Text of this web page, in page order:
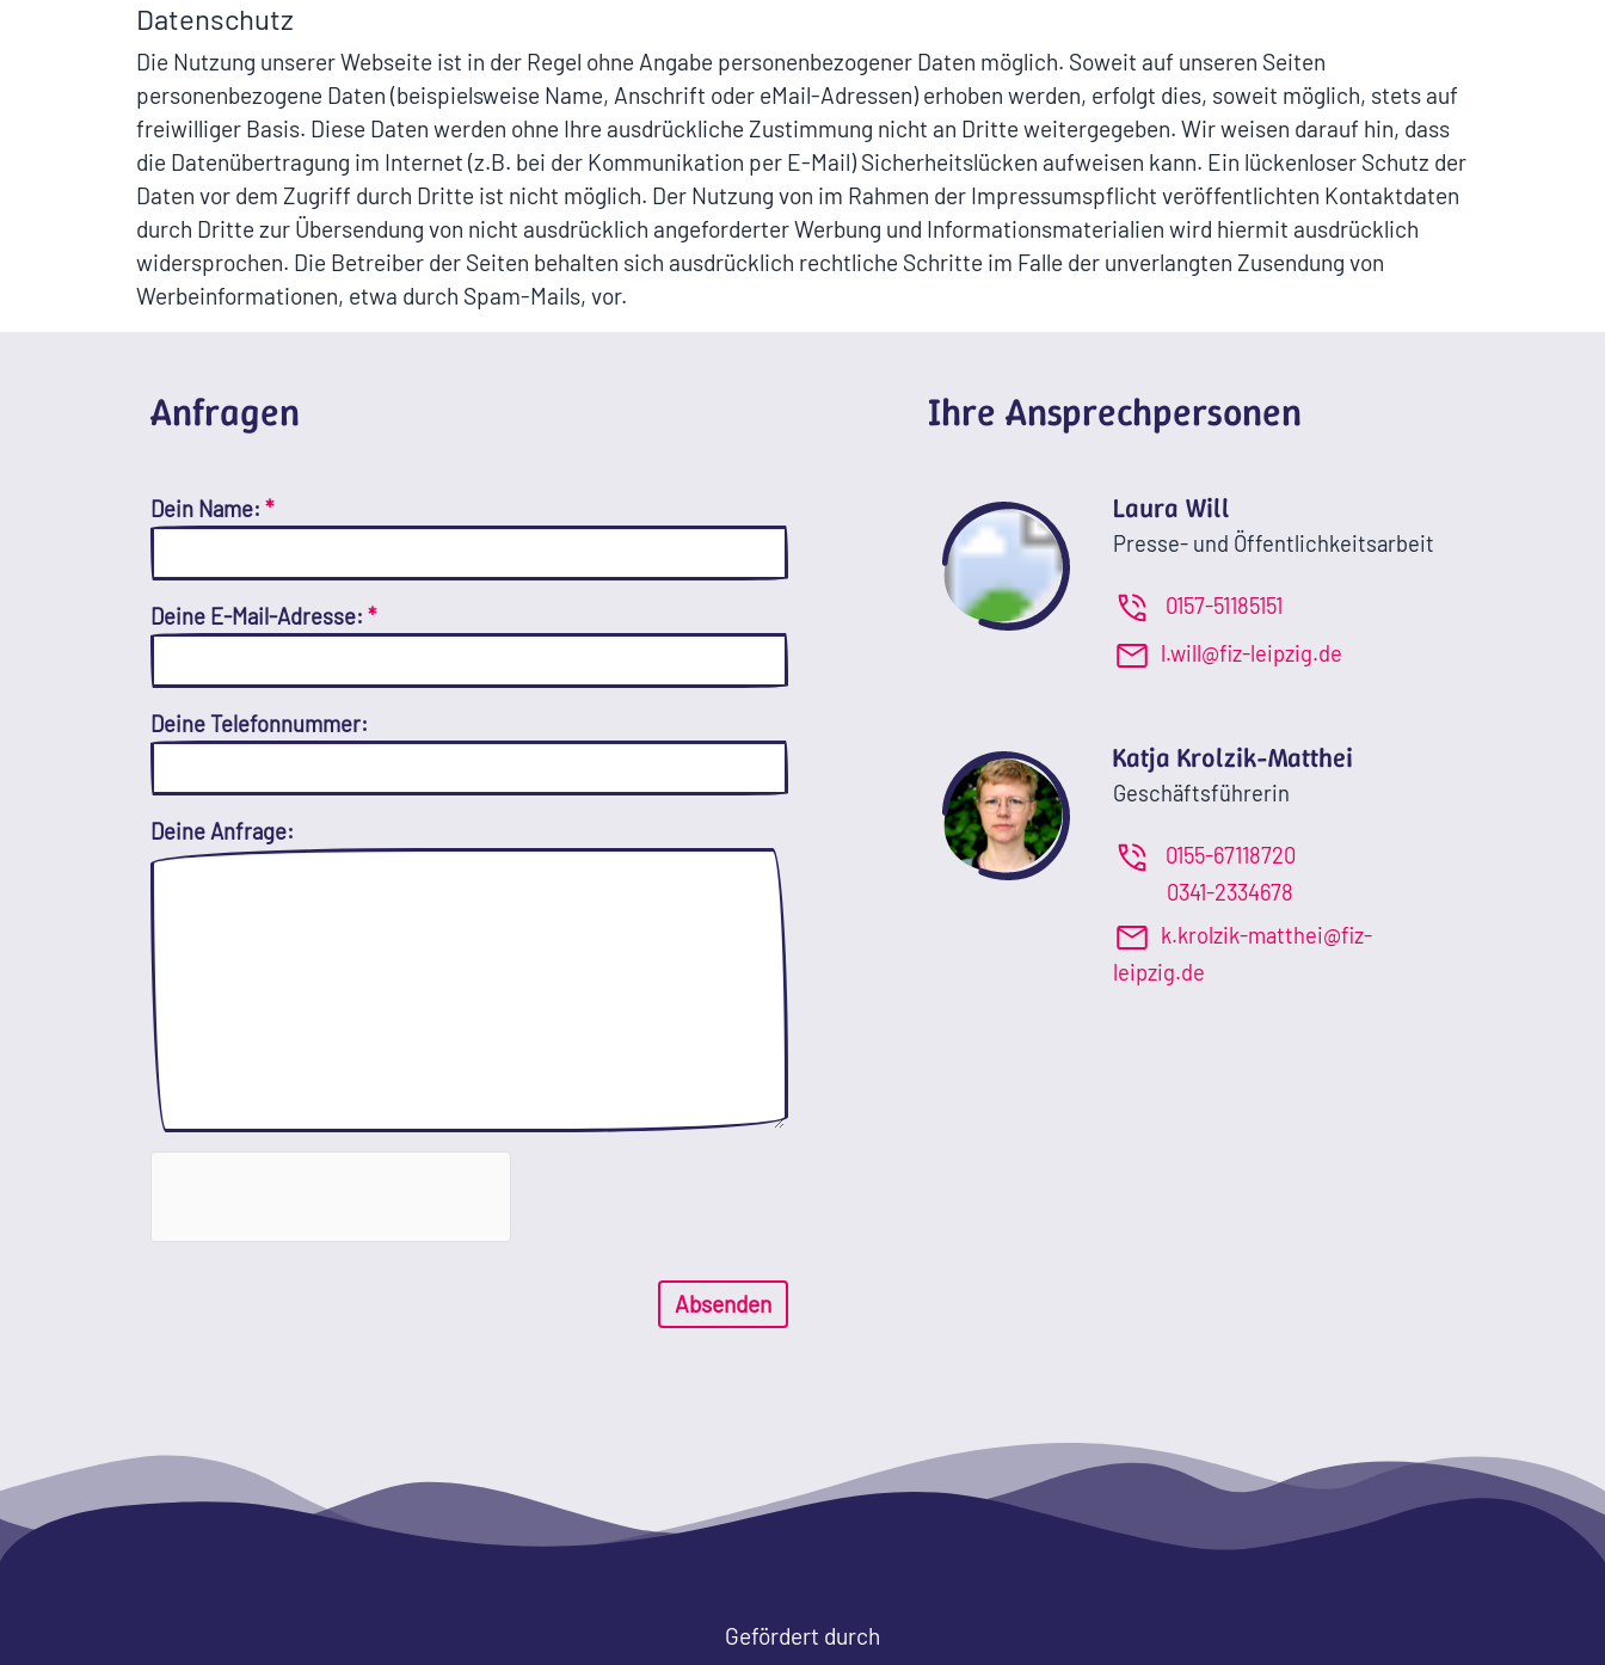
Datenschutz
Die Nutzung unserer Webseite ist in der Regel ohne Angabe personenbezogener Daten möglich. Soweit auf unseren Seiten
personenbezogene Daten (beispielsweise Name, Anschrift oder eMail-Adressen) erhoben werden, erfolgt dies, soweit möglich, stets auf
freiwilliger Basis. Diese Daten werden ohne Ihre ausdrückliche Zustimmung nicht an Dritte weitergegeben. Wir weisen darauf hin, dass
die Datenübertragung im Internet (z.B. bei der Kommunikation per E-Mail) Sicherheitslücken aufweisen kann. Ein lückenloser Schutz der
Daten vor dem Zugriff durch Dritte ist nicht möglich. Der Nutzung von im Rahmen der Impressumspflicht veröffentlichten Kontaktdaten
durch Dritte zur Übersendung von nicht ausdrücklich angeforderter Werbung und Informationsmaterialien wird hiermit ausdrücklich
widersprochen. Die Betreiber der Seiten behalten sich ausdrücklich rechtliche Schritte im Falle der unverlangten Zusendung von
Werbeinformationen, etwa durch Spam-Mails, vor.
Anfragen
Dein Name: *
Deine E-Mail-Adresse: *
Deine Telefonnummer:
Deine Anfrage:
Absenden
Ihre Ansprechpersonen
Laura Will
Presse- und Öffentlichkeitsarbeit
0157-51185151
l.will@fiz-leipzig.de
Katja Krolzik-Matthei
Geschäftsführerin
0155-67118720
0341-2334678
k.krolzik-matthei@fiz-
leipzig.de
Gefördert durch